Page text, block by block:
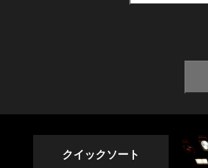
クイックソート